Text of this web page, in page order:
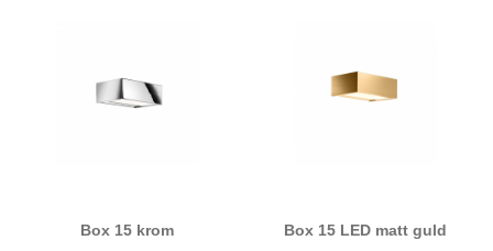
Box 15 krom Box 15 LED matt guld